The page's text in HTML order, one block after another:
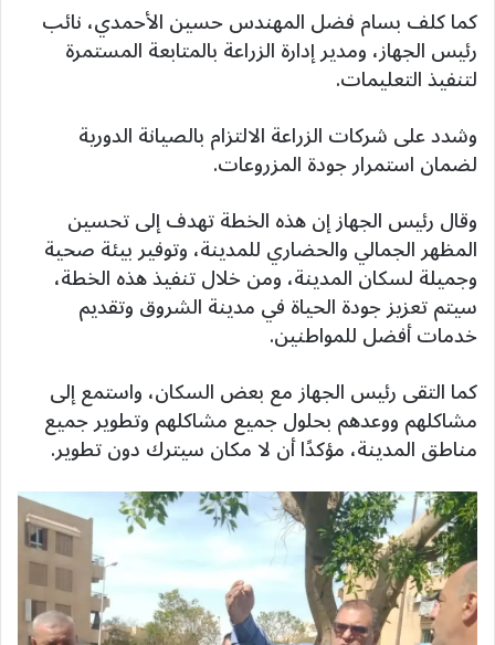
كما كلف بسام فضل المهندس حسين الأحمدي، نائب
رئيس الجهاز، ومدير إدارة الزراعة بالمتابعة المستمرة
لتنفيذ التعليمات.
وشدد على شركات الزراعة الالتزام بالصيانة الدورية
لضمان استمرار جودة المزروعات.
وقال رئيس الجهاز إن هذه الخطة تهدف إلى تحسين
المظهر الجمالي والحضاري للمدينة، وتوفير بيئة صحية
وجميلة لسكان المدينة، ومن خلال تنفيذ هذه الخطة،
سيتم تعزيز جودة الحياة في مدينة الشروق وتقديم
خدمات أفضل للمواطنين.
كما التقى رئيس الجهاز مع بعض السكان، واستمع إلى
مشاكلهم ووعدهم بحلول جميع مشاكلهم وتطوير جميع
مناطق المدينة، مؤكدًا أن لا مكان سيترك دون تطوير.